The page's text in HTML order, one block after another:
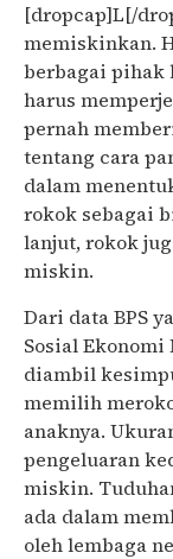
[dropcap]L[/
memiskinkan.
berbagai pihak
harus
pernah
tentang cara
dalam
rokok sebagai
lanjut, rokok
miskin.
Dari data BPS
Sosial Ekonomi
diambil
memilih
anaknya.
pengeluaran
miskin.
ada dalam
oleh lembaga